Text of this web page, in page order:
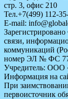
стр. 3, офис 210
Тел.+7(499) 112-
E-mail:
связи,
коммуникаций
номер ЭЛ № ФС
Учредитель: ООО
Информация на
При
первоисточник